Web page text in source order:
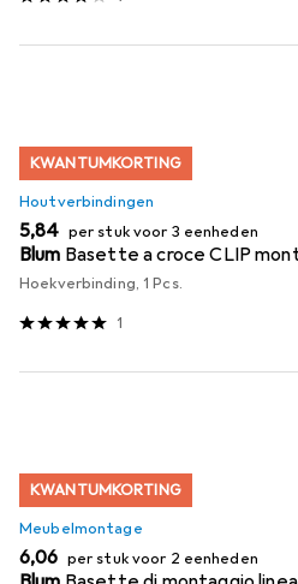
KWANTUMKORTING
Houtverbindingen
EUR
5,84 per stuk voor 3 eenheden
Blum Basette a croce CLIP
Hoekverbinding, 1 Pcs.
1
KWANTUMKORTING
Meubelmontage
EUR
6,06 per stuk voor 2 eenheden